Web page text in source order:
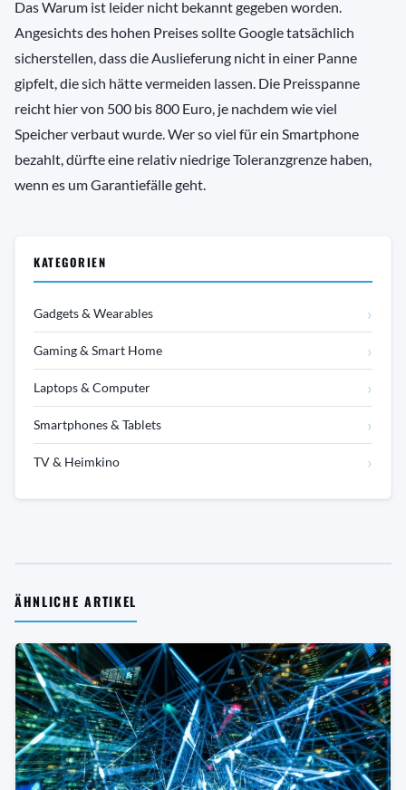
Das Warum ist leider nicht bekannt gegeben worden.
Angesichts des hohen Preises sollte Google tatsächlich
sicherstellen, dass die Auslieferung nicht in einer Panne
gipfelt, die sich hätte vermeiden lassen. Die Preisspanne
reicht hier von 500 bis 800 Euro, je nachdem wie viel
Speicher verbaut wurde. Wer so viel für ein Smartphone
bezahlt, dürfte eine relativ niedrige Toleranzgrenze haben,
wenn es um Garantiefälle geht.
KATEGORIEN
Gadgets & Wearables ›
Gaming & Smart Home ›
Laptops & Computer ›
Smartphones & Tablets ›
TV & Heimkino ›
ÄHNLICHE ARTIKEL